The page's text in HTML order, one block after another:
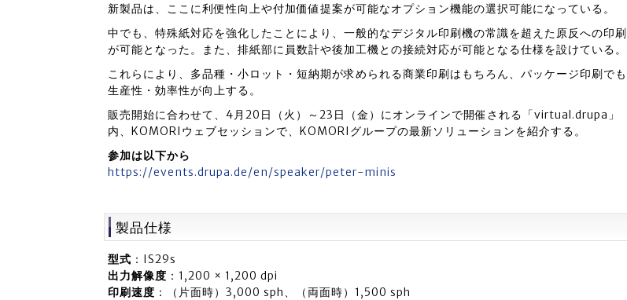
新製品は、ここに利便性向上や付加価値提案が可能なオプション機能の選択可能になっている。
中でも、特殊紙対応を強化したことにより、一般的なデジタル印刷機の常識を超えた原反への印刷
が可能となった。また、排紙部に員数計や後加工機との接続対応が可能となる仕様を設けている。
これらにより、多品種・小ロット・短納期が求められる商業印刷はもちろん、パッケージ印刷でも
生産性・効率性が向上する。
販売開始に合わせて、4月20日（火）～23日（金）にオンラインで開催される「virtual.drupa」
内、KOMORIウェブセッションで、KOMORIグループの最新ソリューションを紹介する。
参加は以下から
https://events.drupa.de/en/speaker/peter-minis
製品仕様
型式 ：IS29s
出力解像度 ：1,200 × 1,200 dpi
印刷速度 ：（片面時）3,000 sph、（両面時）1,500 sph